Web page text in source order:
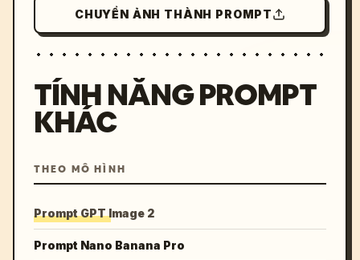
CHUYỂN ẢNH THÀNH PROMPT
TÍNH NĂNG PROMPT
KHÁC
THEO MÔ HÌNH
Prompt GPT Image 2
Prompt Nano Banana Pro